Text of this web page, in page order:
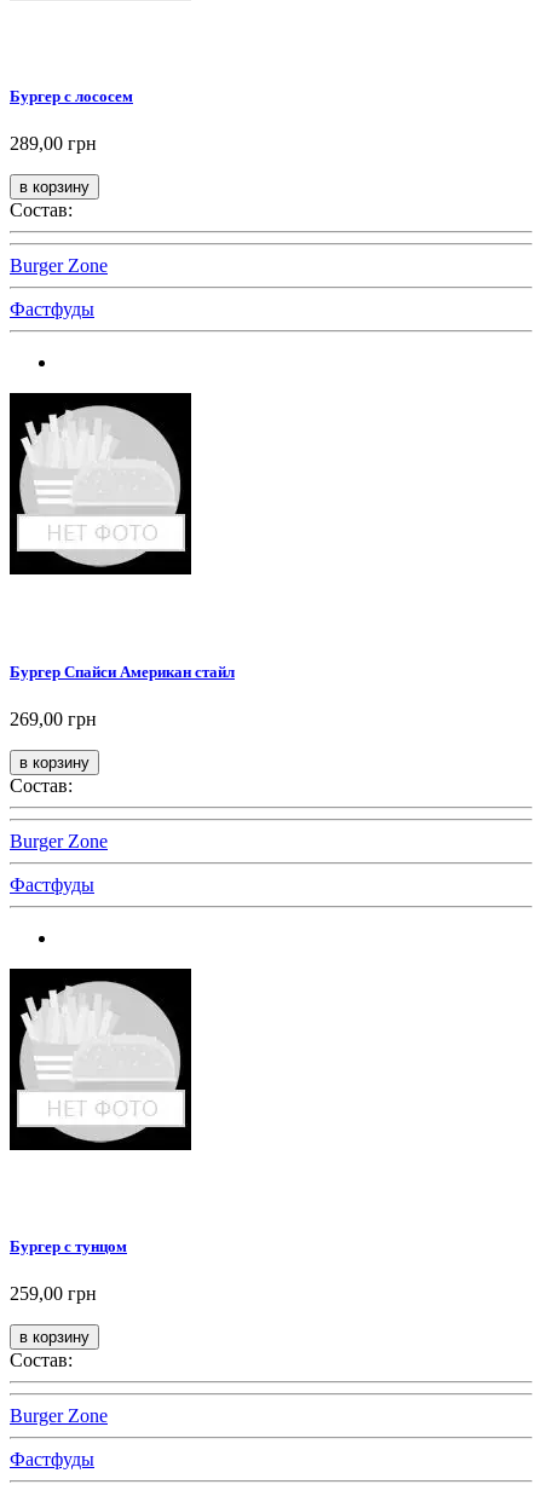
Бургер с лососем
289,00 грн
Состав:
Burger Zone
Фастфуды
Бургер Спайси Американ стайл
269,00 грн
Состав:
Burger Zone
Фастфуды
Бургер с тунцом
259,00 грн
Состав:
Burger Zone
Фастфуды